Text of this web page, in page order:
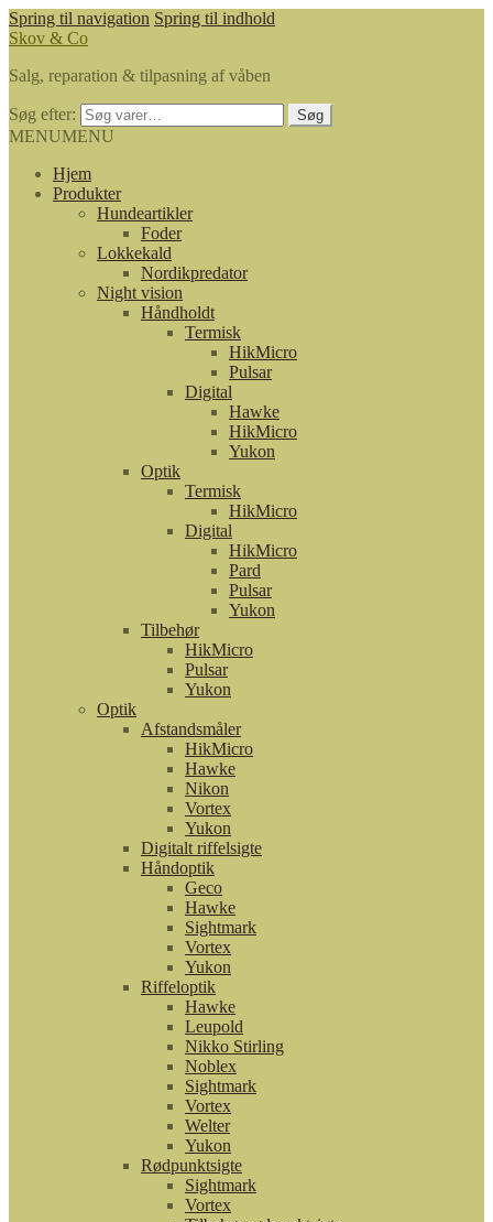
Spring til navigation Spring til indhold
Skov & Co
Salg, reparation & tilpasning af våben
Søg efter: Søg
MENUMENU
Hjem
Produkter
Hundeartikler
Foder
Lokkekald
Nordikpredator
Night vision
Håndholdt
Termisk
HikMicro
Pulsar
Digital
Hawke
HikMicro
Yukon
Optik
Termisk
HikMicro
Digital
HikMicro
Pard
Pulsar
Yukon
Tilbehør
HikMicro
Pulsar
Yukon
Optik
Afstandsmåler
HikMicro
Hawke
Nikon
Vortex
Yukon
Digitalt riffelsigte
Håndoptik
Geco
Hawke
Sightmark
Vortex
Yukon
Riffeloptik
Hawke
Leupold
Nikko Stirling
Noblex
Sightmark
Vortex
Welter
Yukon
Rødpunktsigte
Sightmark
Vortex